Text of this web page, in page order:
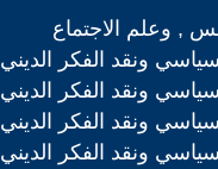
, وعلم الاجتماع
ونقد الفكر الديني
ونقد الفكر الديني
ونقد الفكر الديني
ونقد الفكر الديني